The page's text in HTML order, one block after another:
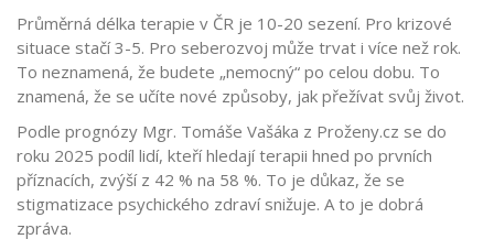
Průměrná délka terapie v ČR je 10-20 sezení. Pro krizové
situace stačí 3-5. Pro seberozvoj může trvat i více než rok.
To neznamená, že budete „nemocný“ po celou dobu. To
znamená, že se učíte nové způsoby, jak přežívat svůj život.
Podle prognózy Mgr. Tomáše Vašáka z Proženy.cz se do
roku 2025 podíl lidí, kteří hledají terapii hned po prvních
příznacích, zvýší z 42 % na 58 %. To je důkaz, že se
stigmatizace psychického zdraví snižuje. A to je dobrá
zpráva.